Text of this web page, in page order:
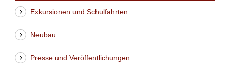
Exkursionen und Schulfahrten
Neubau
Presse und Veröffentlichungen